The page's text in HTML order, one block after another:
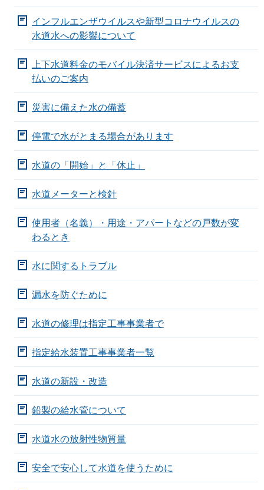
インフルエンザウイルスや新型コロナウイルスの
水道水への影響について
上下水道料金のモバイル決済サービスによるお支
払いのご案内
災害に備えた水の備蓄
停電で水がとまる場合があります
水道の「開始」と「休止」
水道メーターと検針
使用者（名義）・用途・アパートなどの戸数が変
わるとき
水に関するトラブル
漏水を防ぐために
水道の修理は指定工事事業者で
指定給水装置工事事業者一覧
水道の新設・改造
鉛製の給水管について
水道水の放射性物質量
安全で安心して水道を使うために